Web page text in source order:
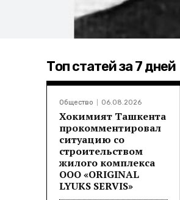
Топ статей за 7 дней
Общество 06.08.2026
Хокимият Ташкента
прокомментировал
ситуацию со
строительством
жилого комплекса
ООО «ORIGINAL
LYUKS SERVIS»